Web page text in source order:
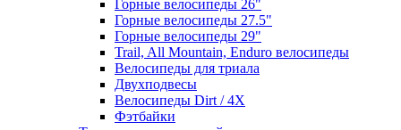
Горные велосипеды 26"
Горные велосипеды 27.5"
Горные велосипеды 29"
Trail, All Mountain, Enduro велосипеды
Велосипеды для триала
Двухподвесы
Велосипеды Dirt / 4X
Фэтбайки